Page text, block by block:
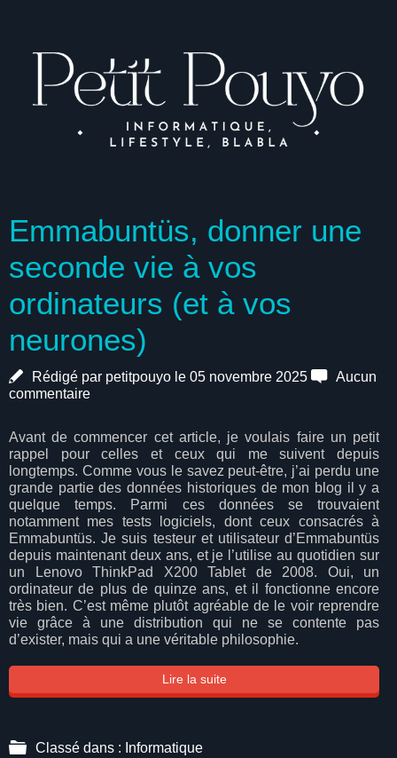
Emmabuntüs, donner une
seconde vie à vos
ordinateurs (et à vos
neurones)
Rédigé par petitpouyo le 05 novembre 2025
Aucun
commentaire
Avant de commencer cet article, je voulais faire un petit
rappel pour celles et ceux qui me suivent depuis
longtemps. Comme vous le savez peut-être, j’ai perdu une
grande partie des données historiques de mon blog il y a
quelque temps. Parmi ces données se trouvaient
notamment mes tests logiciels, dont ceux consacrés à
Emmabuntüs. Je suis testeur et utilisateur d’Emmabuntüs
depuis maintenant deux ans, et je l’utilise au quotidien sur
un Lenovo ThinkPad X200 Tablet de 2008. Oui, un
ordinateur de plus de quinze ans, et il fonctionne encore
très bien. C’est même plutôt agréable de le voir reprendre
vie grâce à une distribution qui ne se contente pas
d’exister, mais qui a une véritable philosophie.
Lire la suite
Classé dans : Informatique